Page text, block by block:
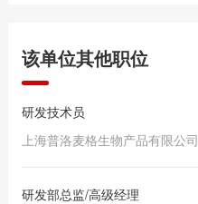
该单位其他职位
研发技术员
上海普洛麦格生物产品有限公司
研发部总监/高级经理